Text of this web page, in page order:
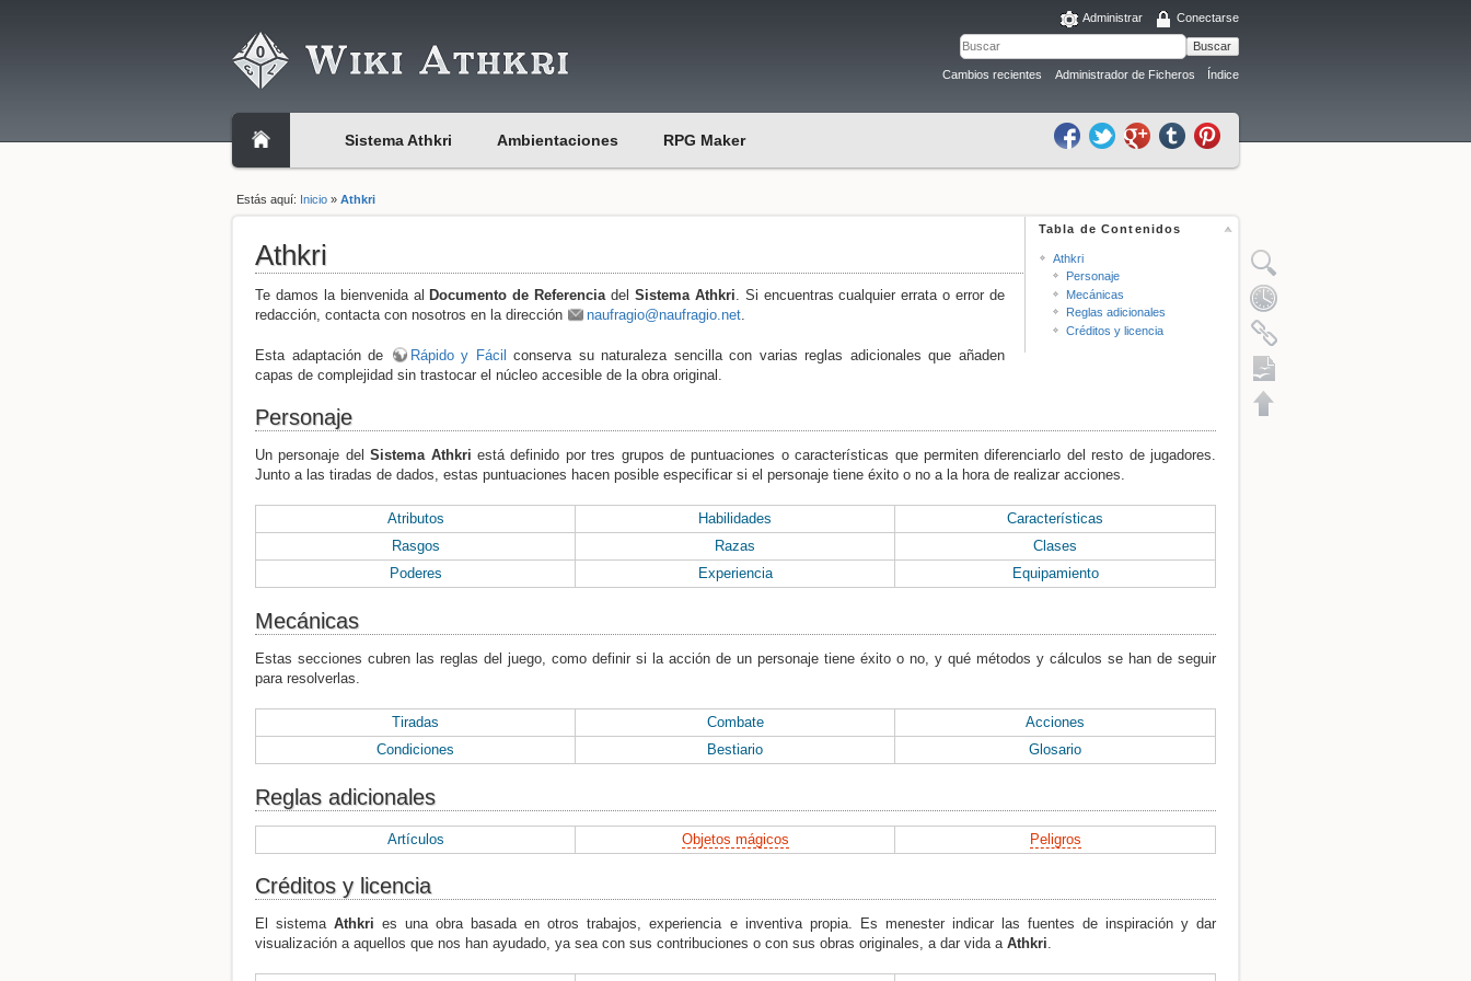
Administrar Conectarse
Buscar
Cambios recientes Administrador de Ficheros Índice
Sistema Athkri Ambientaciones RPG Maker
Estás aquí: Inicio »Athkri
Tabla de Contenidos
Athkri
Personaje
Mecánicas
Reglas adicionales
Créditos y licencia
Athkri
Te damos la bienvenida al Documento de Referenciadel Sistema Athkri. Si encuentras cualquier errata o error de
redacción, contacta con nosotros en la dirección
naufragio@naufragio.net.
Esta adaptación de Rápido y Fácil conserva su naturaleza sencilla con varias reglas adicionales que añaden
capas de complejidad sin trastocar el núcleo accesible de la obra original.
Personaje
Un personaje delSistema Athkri está definido por tres grupos de puntuaciones o características que permiten diferenciarlo del resto de jugadores.
Junto a las tiradas de dados, estas puntuaciones hacen posible especificar si el personaje tiene éxito o no a la hora de realizar acciones.
Atributos Habilidades
Características
Rasgos
Razas
Clases
Poderes
Experiencia Equipamiento
Mecánicas
Estas secciones cubren las reglas del juego, como definir si la acción de un personaje tiene éxito o no, y qué métodos y cálculos se han de seguir
para resolverlas.
Tiradas Combate
Acciones
Condiciones
Bestiario Glosario
Reglas adicionales
Artículos Objetos mágicos Peligros
Créditos y licencia
El sistemaAthkri es una obra basada en otros trabajos, experiencia e inventiva propia. Es menester indicar las fuentes de inspiración y dar
visualización a aquellos que nos han ayudado, ya sea con sus contribuciones o con sus obras originales, a dar vida a Athkri.